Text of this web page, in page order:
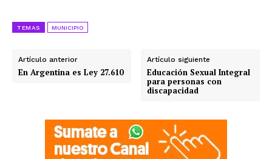
TEMAS MUNICIPIO
Artículo anterior
En Argentina es Ley 27.610
Artículo siguiente
Educación Sexual Integral
para personas con
discapacidad